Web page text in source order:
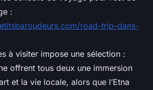
:
road-trip-dans-
à visiter impose une sélection :
offrent tous deux une immersion
et la vie locale, alors que l’Etna